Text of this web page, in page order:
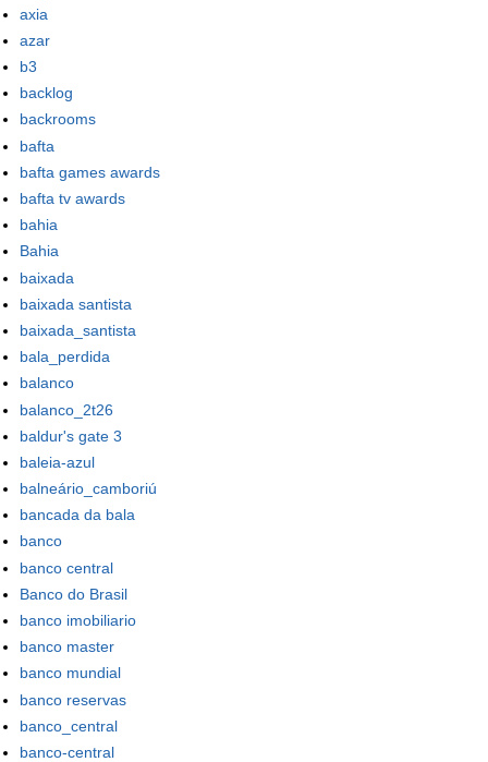
axia
azar
b3
backlog
backrooms
bafta
bafta games awards
bafta tv awards
bahia
Bahia
baixada
baixada santista
baixada_santista
bala_perdida
balanco
balanco_2t26
baldur's gate 3
baleia-azul
balneário_camboriú
bancada da bala
banco
banco central
Banco do Brasil
banco imobiliario
banco master
banco mundial
banco reservas
banco_central
banco-central